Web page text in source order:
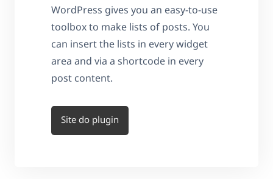
WordPress gives you an easy-to-use
toolbox to make lists of posts. You
can insert the lists in every widget
area and via a shortcode in every
post content.
Site do plugin